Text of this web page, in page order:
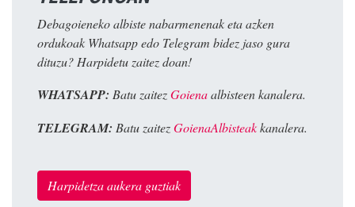
Debagoieneko albiste nabarmenenak eta azken
ordukoak Whatsapp edo Telegram bidez jaso gura
dituzu? Harpidetu zaitez doan!
WHATSAPP: Batu zaitezGoienaalbisteen kanalera.
TELEGRAM: Batu zaitezGoienaAlbisteakkanalera.
Harpidetza aukera guztiak